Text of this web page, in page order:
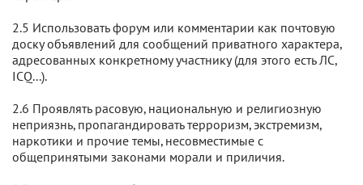
2.5 Использовать форум или комментарии как почтовую
доску объявлений для сообщений приватного характера,
адресованных конкретному участнику (для этого есть ЛС,
ICQ...).
2.6 Проявлять расовую, национальную и религиозную
неприязнь, пропагандировать терроризм, экстремизм,
наркотики и прочие темы, несовместимые с
общепринятыми законами морали и приличия.